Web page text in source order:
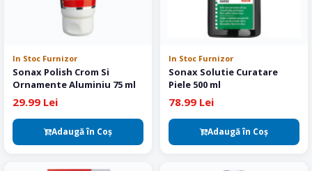
In Stoc Furnizor
Sonax Polish Crom Si
Ornamente Aluminiu 75 ml
29.99 Lei
Adaugă în Coş
In Stoc Furnizor
Sonax Solutie Curatare
Piele 500 ml
78.99 Lei
Adaugă în Coş